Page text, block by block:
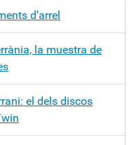
d’arrel
la muestra de
el dels discos